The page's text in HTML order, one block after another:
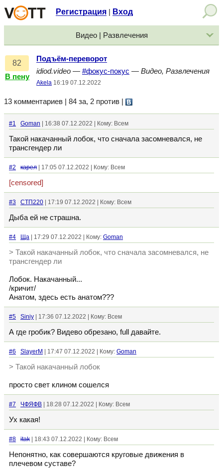
Регистрация Вход
Видео | Развлечения
82
В пену
Подъём-переворот
idiod.video — #фокус-покус — Видео, Развлечения
Akela 16:19 07.12.2022
13 комментариев | 84 за, 2 против
#1 Goman | 16:38 07.12.2022 | Кому: Всем
Такой накачанный лобок, что сначала засомневался, не
трансгендер ли
#2 кaрел | 17:05 07.12.2022 | Кому: Всем
[censored]
#3 СТП220 | 17:19 07.12.2022 | Кому: Всем
Дыба ей не страшна.
#4 Ща | 17:29 07.12.2022 | Кому: Goman
> Такой накачанный лобок, что сначала засомневался, не
трансгендер ли
Лобок. Накачанный...
/кричит/
Анатом, здесь есть анатом???
#5 Siniy | 17:36 07.12.2022 | Кому: Всем
А где гробик? Видево обрезано, full давайте.
#6 SlayerM | 17:47 07.12.2022 | Кому: Goman
> Такой накачанный лобок
просто свет клином сошелся
#7 ЧФЯФВ | 18:28 07.12.2022 | Кому: Всем
Ух какая!
#8 itak | 18:43 07.12.2022 | Кому: Всем
Непонятно, как совершаются круговые движения в
плечевом суставе?